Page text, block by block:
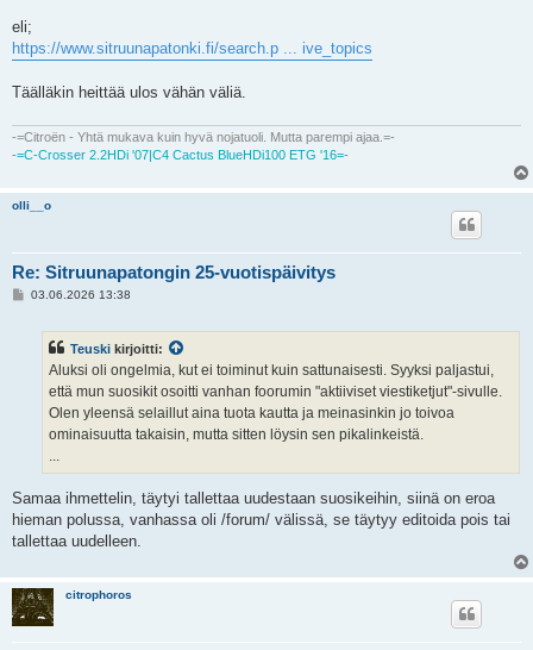
eli;
https://www.sitruunapatonki.fi/search.p ... ive_topics
Täälläkin heittää ulos vähän väliä.
-=Citroën - Yhtä mukava kuin hyvä nojatuoli. Mutta parempi ajaa.=-
-=C-Crosser 2.2HDi '07|C4 Cactus BlueHDi100 ETG '16=-
olli__o
Re: Sitruunapatongin 25-vuotispäivitys
V03.06.2026 13:38
Teuski kirjoitti:
Aluksi oli ongelmia, kut ei toiminut kuin sattunaisesti. Syyksi paljastui,
että mun suosikit osoitti vanhan foorumin "aktiiviset viestiketjut"-sivulle.
Olen yleensä selaillut aina tuota kautta ja meinasinkin jo toivoa
ominaisuutta takaisin, mutta sitten löysin sen pikalinkeistä.
Samaa ihmettelin, täytyi tallettaa uudestaan suosikeihin, siinä on eroa
hieman polussa, vanhassa oli /forum/ välissä, se täytyy editoida pois tai
tallettaa uudelleen.
citrophoros